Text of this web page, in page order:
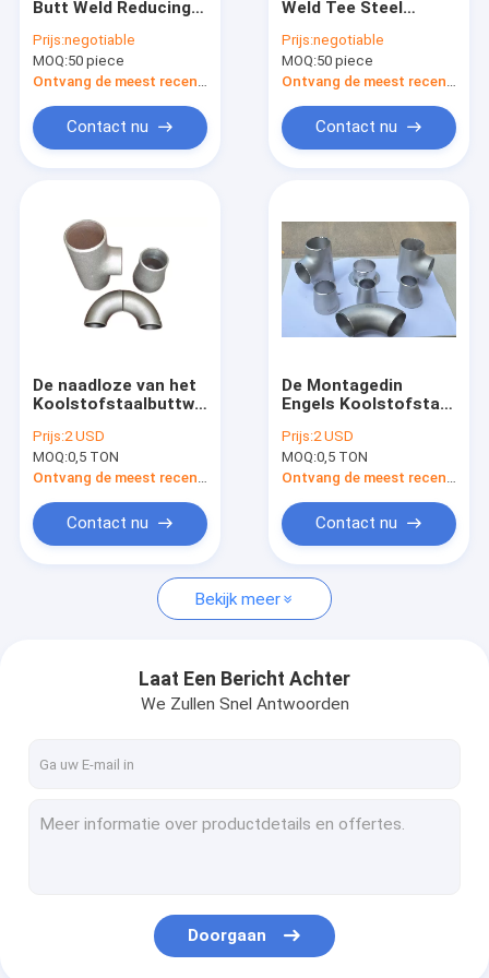
PIJPmontage SGP JIS B2311
STEEL PIPE ELBOW
HET T-STUK VAN DE STAALpijp
FROGED-MONTAGE ASME B16.11
Koolstofstaalnaadloze buis
Butt Weld Reducing
En 10253 Voor olie
toepassingen
Prijs:negotiable
MOQ:50 piece
Ontvang de meest recente Prijs
Contact nu
Weld Tee Steel
betrouwbare
oplossing voor
leidingen
Prijs:negotiable
MOQ:50 piece
Ontvang de meest recente Prijs
Contact nu
De naadloze van het
Koolstofstaalbuttweld
Sch10 Montage
A234wpb
Prijs:2 USD
MOQ:0,5 TON
Ontvang de meest recente Prijs
Contact nu
De Montagedin
Engels Koolstofstaal
normsch20 Sch40
Sch80 Pijp
Prijs:2 USD
MOQ:0,5 TON
Ontvang de meest recente Prijs
Contact nu
Bekijk meer
Laat Een Bericht Achter
We Zullen Snel Antwoorden
Doorgaan